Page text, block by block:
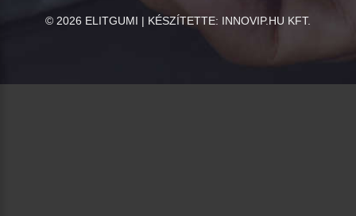
© 2026 ELITGUMI | KÉSZÍTETTE: INNOVIP.HU KFT.